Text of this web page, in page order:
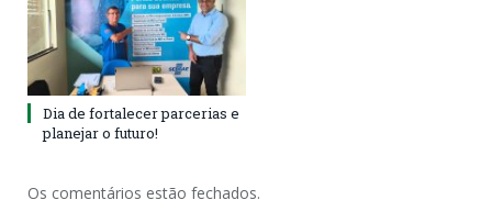
Dia de fortalecer parcerias e
planejar o futuro!
Os comentários estão fechados.